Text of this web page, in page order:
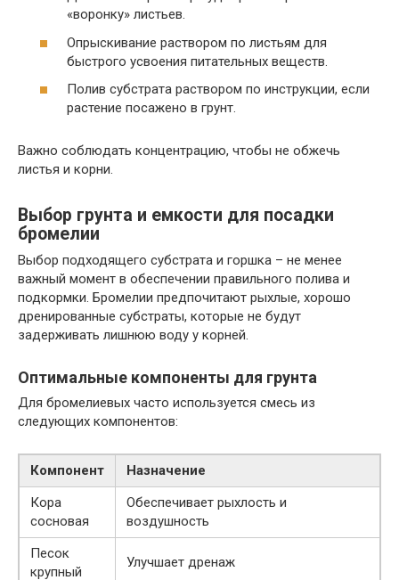
«воронку» листьев.
Опрыскивание раствором по листьям для
быстрого усвоения питательных веществ.
Полив субстрата раствором по инструкции, если
растение посажено в грунт.
Важно соблюдать концентрацию, чтобы не обжечь
листья и корни.
Выбор грунта и емкости для посадки
бромелии
Выбор подходящего субстрата и горшка – не менее
важный момент в обеспечении правильного полива и
подкормки. Бромелии предпочитают рыхлые, хорошо
дренированные субстраты, которые не будут
задерживать лишнюю воду у корней.
Оптимальные компоненты для грунта
Для бромелиевых часто используется смесь из
следующих компонентов:
Компонент
Назначение
Кора
сосновая
Обеспечивает рыхлость и
воздушность
Песок
крупный
Улучшает дренаж